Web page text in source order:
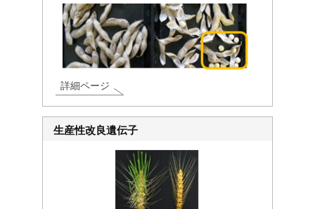
詳細ページ
生産性改良遺伝子